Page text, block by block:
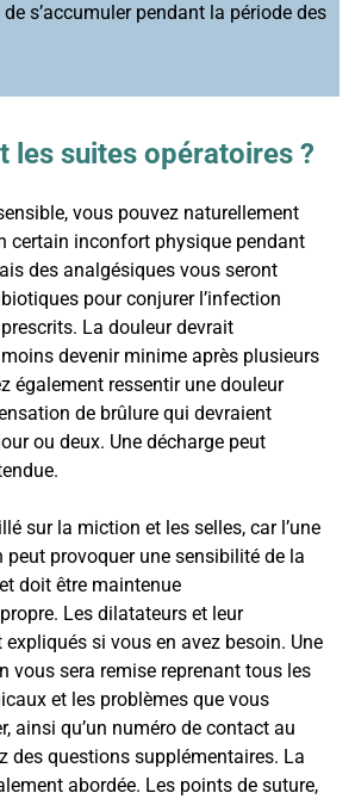
s’accumuler pendant la période des
les suites opératoires ?
vous pouvez naturellement
certain inconfort physique pendant
des analgésiques vous seront
pour conjurer l’infection
La douleur devrait
devenir minime après plusieurs
également ressentir une douleur
de brûlure qui devraient
ou deux. Une décharge peut
sur la miction et les selles, car l’une
peut provoquer une sensibilité de la
doit être maintenue
Les dilatateurs et leur
si vous en avez besoin. Une
vous sera remise reprenant tous les
et les problèmes que vous
ainsi qu’un numéro de contact au
des questions supplémentaires. La
abordée. Les points de suture,